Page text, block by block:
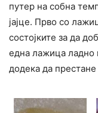
путер на собна
јајце. Прво со
состојките за да
една лажица ладно
додека да